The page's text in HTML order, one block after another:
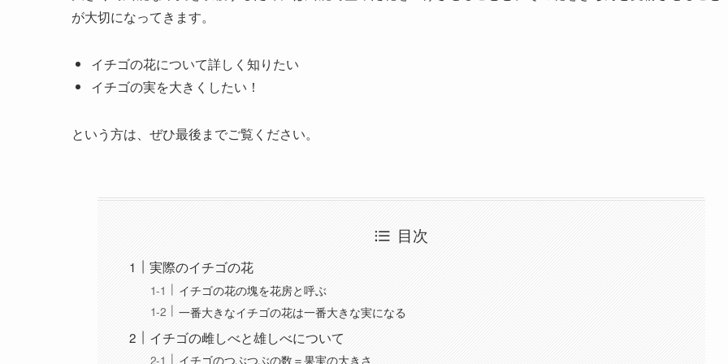
が大切になってきます。
イチゴの花について詳しく知りたい
イチゴの実を大きくしたい！
という方は、ぜひ最後までご覧ください。
目次
実際のイチゴの花
イチゴの花の塊を花房と呼ぶ
一番大きなイチゴの花は一番大きな実になる
イチゴの雌しべと雄しべについて
イチゴのつぶつぶの数＝果実の大きさ